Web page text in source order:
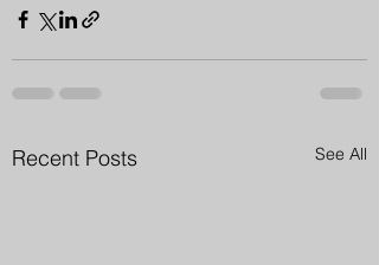
Recent Posts See All